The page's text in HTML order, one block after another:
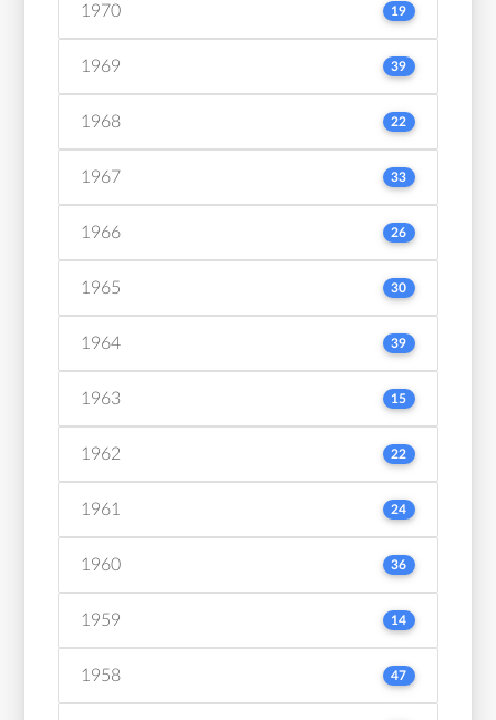
1970 19
1969 39
1968 22
1967 33
1966 26
1965 30
1964 39
1963 15
1962 22
1961 24
1960 36
1959 14
1958 47